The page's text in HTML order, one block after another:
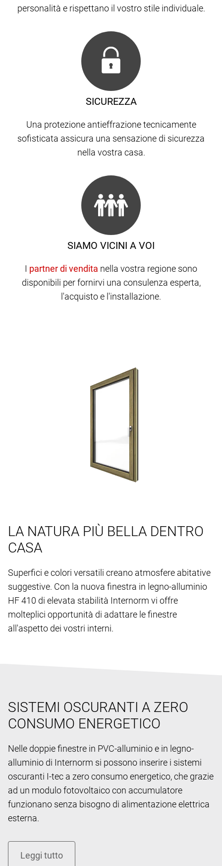
personalità e rispettano il vostro stile individuale.
SIAMO VICINI A VOI
I
nella vostra regione sono
disponibili per fornirvi una consulenza esperta,
l'acquisto e l'installazione.
SICUREZZA
Una protezione antieffrazione tecnicamente
sofisticata assicura una sensazione di sicurezza
nella vostra casa.
LA NATURA PIÙ BELLA DENTRO
CASA
Superfici e colori versatili creano atmosfere abitative
suggestive. Con la nuova finestra in legno-alluminio
HF 410 di elevata stabilità Internorm vi offre
molteplici opportunità di adattare le finestre
all'aspetto dei vostri interni.
SISTEMI OSCURANTI A ZERO
CONSUMO ENERGETICO
Nelle doppie finestre in PVC-alluminio e in legno-
alluminio di Internorm si possono inserire i sistemi
oscuranti I-tec a zero consumo energetico, che grazie
ad un modulo fotovoltaico con accumulatore
funzionano senza bisogno di alimentazione elettrica
esterna.